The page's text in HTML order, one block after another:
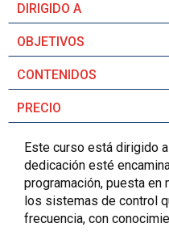
DIRIGIDO A
OBJETIVOS
CONTENIDOS
PRECIO
Este curso está dirigido
dedicación esté
programación, puesta en
los sistemas de control
frecuencia, con